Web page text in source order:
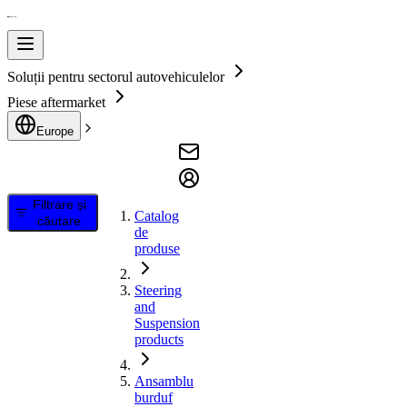
Soluții pentru sectorul autovehiculelor
Piese aftermarket
Europe
Filtrare și
căutare
Catalog
de
produse
Steering
and
Suspension
products
Ansamblu
burduf